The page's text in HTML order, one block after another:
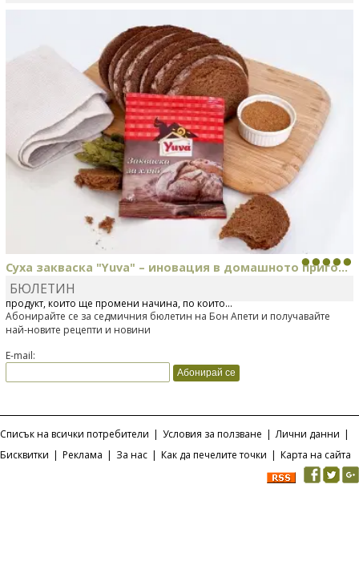
Суха закваска "Yuva" – иновация в домашното приго...
Отскоро Лесафр България стартира предлагането на изцяло нов
продукт, който ще промени начина, по който...
БЮЛЕТИН
Абонирайте се за седмичния бюлетин на Бон Апети и получавайте
най-новите рецепти и новини
E-mail:
Списък на всички потребители | Условия за ползване | Лични данни |
Бисквитки | Реклама | За нас | Как да печелите точки | Карта на сайта